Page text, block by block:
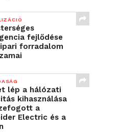
fejlődése
forradalom
lép a hálózati
kihasználása
a
Electric és a